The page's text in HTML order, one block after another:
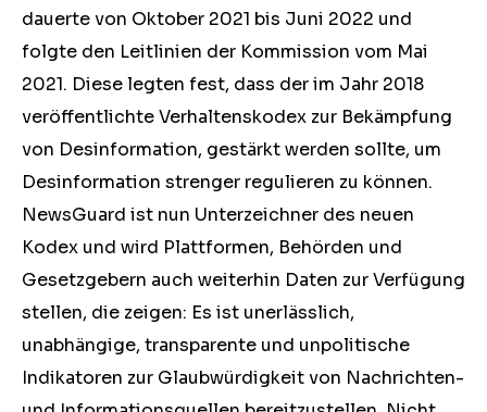
dauerte von Oktober 2021 bis Juni 2022 und
folgte den Leitlinien der Kommission vom Mai
2021. Diese legten fest, dass der im Jahr 2018
veröffentlichte Verhaltenskodex zur Bekämpfung
von Desinformation, gestärkt werden sollte, um
Desinformation strenger regulieren zu können.
NewsGuard ist nun Unterzeichner des neuen
Kodex und wird Plattformen, Behörden und
Gesetzgebern auch weiterhin Daten zur Verfügung
stellen, die zeigen: Es ist unerlässlich,
unabhängige, transparente und unpolitische
Indikatoren zur Glaubwürdigkeit von Nachrichten-